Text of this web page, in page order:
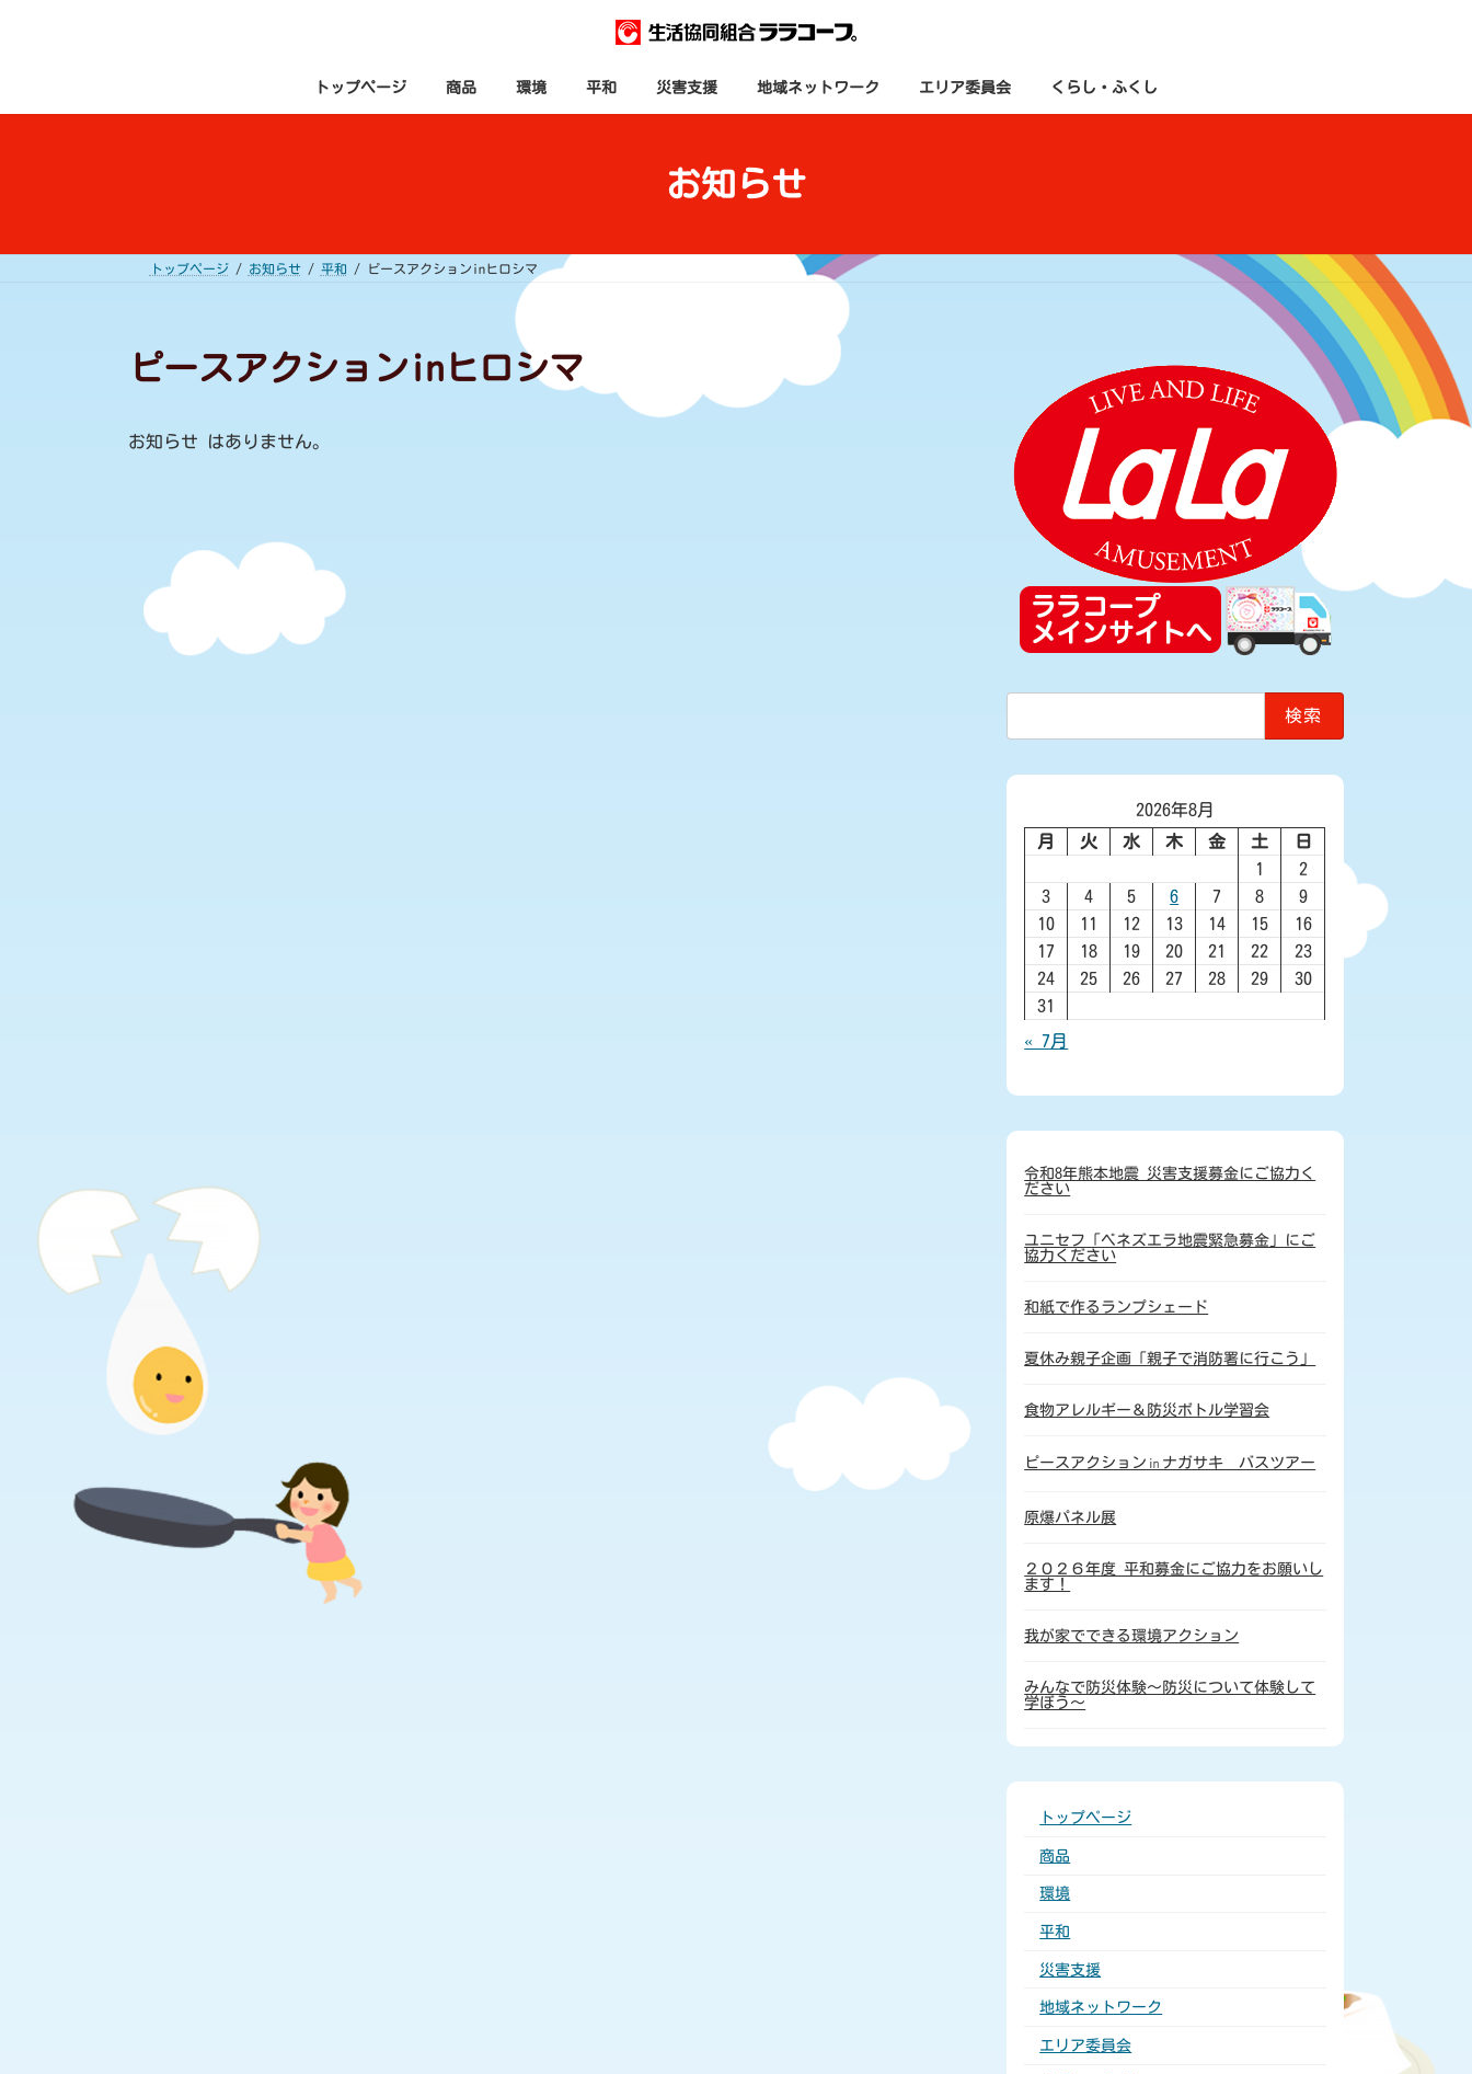
ス
ン
トップページ 商品 環境 平和 災害支援 地域ネットワーク エリア委員会 くらし・ふくし
お知らせ
トップページ お知らせ 平和 ピースアクションinヒロシマ
ピースアクションinヒロシマ
お知らせ はありません。
検
2026年8月
月
火 水 木 金 土
日
1
2
3
4 5 6 7 8
9
10
11 12 13 14 15
16
17
18 19 20 21 22
23
24
25 26 27 28 29
30
31
« 7月
令和8年熊本地震 災害支援募金にご協力く
ださい
ユニセフ「ベネズエラ地震緊急募金」にご
協力ください
和紙で作るランプシェード
夏休み親子企画「親子で消防署に行こう」
食物アレルギー＆防災ボトル学習会
ピースアクション㏌ナガサキ バスツアー
原爆パネル展
２０２６年度 平和募金にご協力をお願いし
ます！
我が家でできる環境アクション
みんなで防災体験～防災について体験して
学ぼう～
トップページ
商品
環境
平和
災害支援
地域ネットワーク
エリア委員会